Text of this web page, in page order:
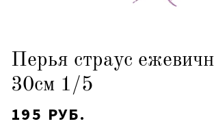
Перья страус
30см 1/5
195 РУБ.